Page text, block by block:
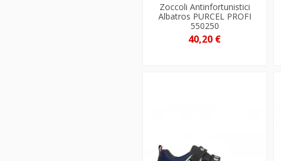
Zoccoli Antinfortunistici
Albatros PURCEL PROFI
550250
40,20 €